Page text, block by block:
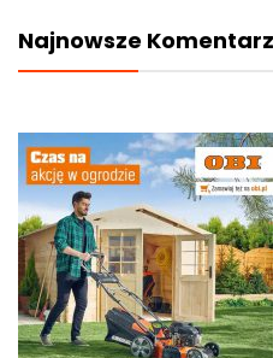
Najnowsze